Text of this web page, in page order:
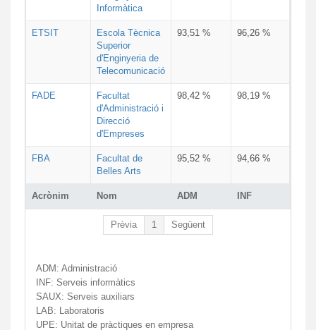
Acrònim Nom ADM INF
Informàtica
ETSIT
Escola Tècnica
Superior
d'Enginyeria de
Telecomunicació
93,51 % 96,26 %
FADE
Facultat
d'Administració i
Direcció
d'Empreses
98,42 % 98,19 %
FBA
Facultat de
Belles Arts
95,52 % 94,66 %
Prèvia 1 Següent
ADM: Administració
INF: Serveis informàtics
SAUX: Serveis auxiliars
LAB: Laboratoris
UPE: Unitat de pràctiques en empresa